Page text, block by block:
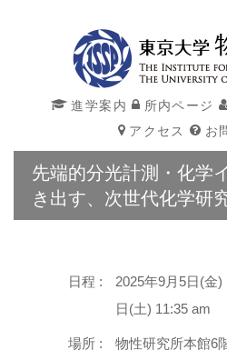
進学案内 所内ページ
アクセス
お
先端的分光計測・化学
き出す、次世代化学研
日程 :
2025年9月5日(金
日(土) 11:35 am
場所 :
物性研究所本館6